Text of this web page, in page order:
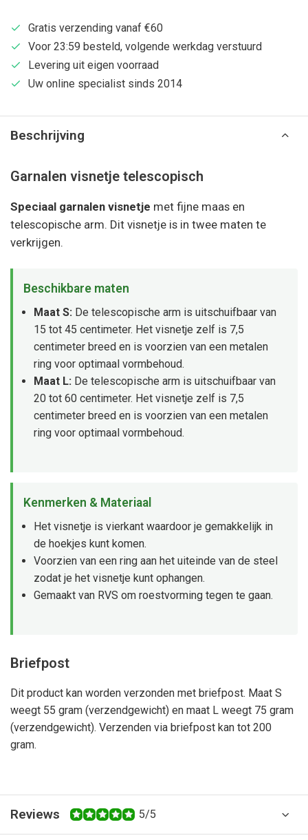
Gratis verzending vanaf €60
Voor 23:59 besteld, volgende werkdag verstuurd
Levering uit eigen voorraad
Uw online specialist sinds 2014
Beschrijving
Garnalen visnetje telescopisch
Speciaal garnalen visnetje met fijne maas en
telescopische arm. Dit visnetje is in twee maten te
verkrijgen.
Beschikbare maten
Maat S: De telescopische arm is uitschuifbaar van
15 tot 45 centimeter. Het visnetje zelf is 7,5
centimeter breed en is voorzien van een metalen
ring voor optimaal vormbehoud.
Maat L: De telescopische arm is uitschuifbaar van
20 tot 60 centimeter. Het visnetje zelf is 7,5
centimeter breed en is voorzien van een metalen
ring voor optimaal vormbehoud.
Kenmerken & Materiaal
Het visnetje is vierkant waardoor je gemakkelijk in
de hoekjes kunt komen.
Voorzien van een ring aan het uiteinde van de steel
zodat je het visnetje kunt ophangen.
Gemaakt van RVS om roestvorming tegen te gaan.
Briefpost
Dit product kan worden verzonden met briefpost. Maat S
weegt 55 gram (verzendgewicht) en maat L weegt 75 gram
(verzendgewicht). Verzenden via briefpost kan tot 200
gram.
Reviews 5/5